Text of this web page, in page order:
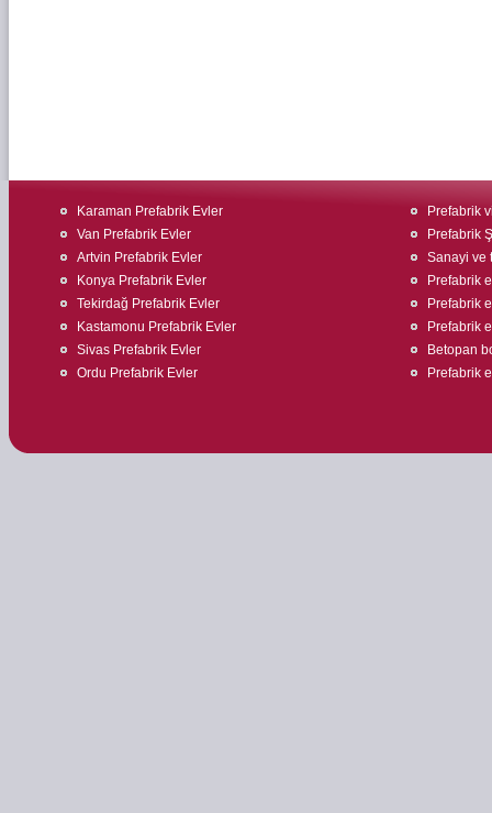
Karaman Prefabrik Evler
Van Prefabrik Evler
Artvin Prefabrik Evler
Konya Prefabrik Evler
Tekirdağ Prefabrik Evler
Kastamonu Prefabrik Evler
Sivas Prefabrik Evler
Ordu Prefabrik Evler
Prefabrik
Prefabrik
Sanayi ve
Prefabrik
Prefabrik
Prefabrik
Betopan
Prefabrik